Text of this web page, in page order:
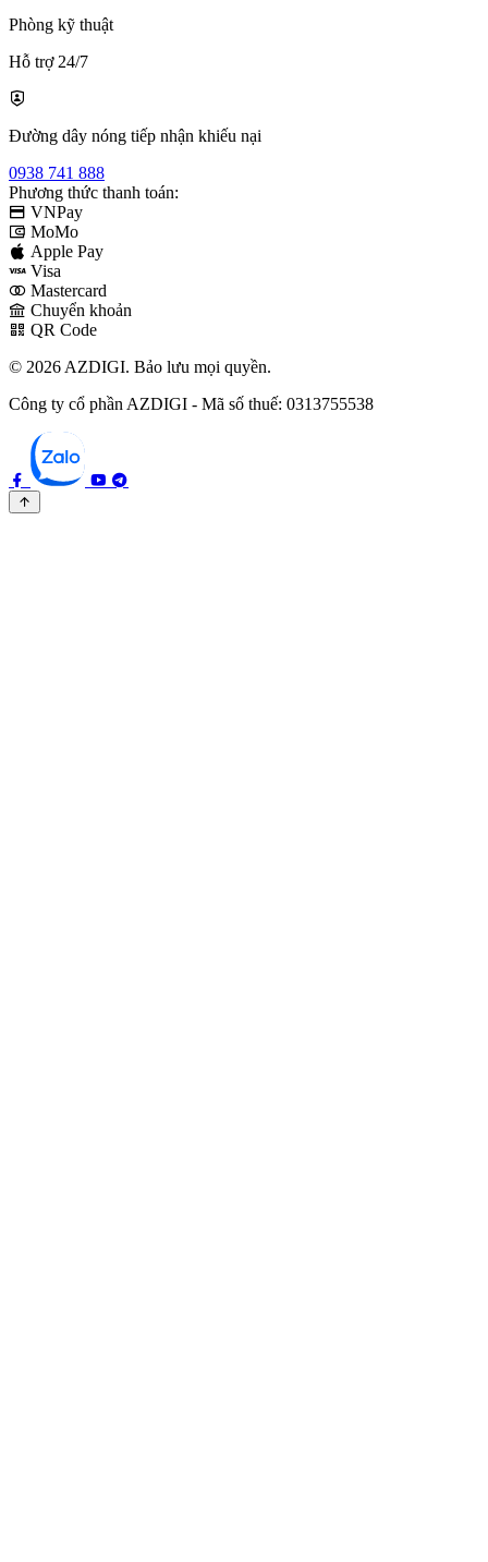
Phòng kỹ thuật
Hỗ trợ 24/7
Đường dây nóng tiếp nhận khiếu nại
0938 741 888
Phương thức thanh toán:
VNPay
MoMo
Apple Pay
Visa
Mastercard
Chuyển khoản
QR Code
© 2026 AZDIGI. Bảo lưu mọi quyền.
Công ty cổ phần AZDIGI - Mã số thuế: 0313755538